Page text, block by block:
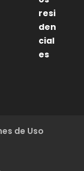
de Uso